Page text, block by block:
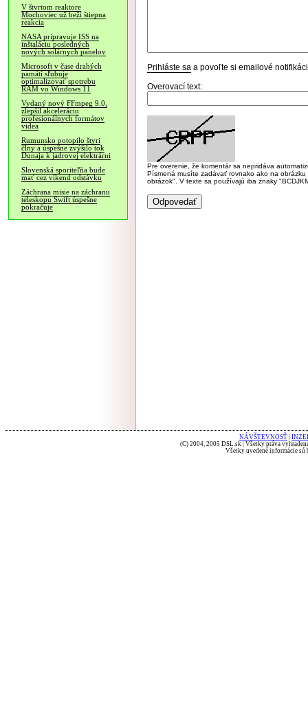
V štvrtom reaktore
Mochoviec už beží štiepna
reakcia
NASA pripravuje ISS na
inštaláciu posledných
nových solárnych panelov
Microsoft v čase drahých
pamätí sľubuje
optimalizovať spotrebu
RAM vo Windows 11
Vydaný nový FFmpeg 9.0,
zlepšil akceleráciu
profesionálnych formátov
videa
Rumunsko potopilo štyri
člny a úspešne zvýšilo tok
Dunaja k jadrovej elektrárni
Slovenská sporiteľňa bude
mať cez víkend odstávku
Záchrana misie na záchranu
teleskopu Swift úspešne
pokračuje
Prihláste sa a povoľte si emailové
Overovací text:
Pre overenie, že komentár sa nepridáva
Písmená musíte zadávať rovnako ako na
obrázok". V texte sa používajú iba znaky
NÁVŠTEVNOSŤ
(C) 2004, 2005 DSL.sk | Všetky práva
Všetky uvedené informácie sú